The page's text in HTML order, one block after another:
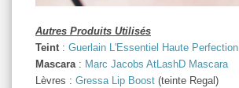
Autres Produits Utilisés
Teint: Guerlain L'Essentiel Haute Perfection
Mascara: Marc Jacobs AtLashD Mascara
Lèvres : Gressa Lip Boost (teinte Regal)